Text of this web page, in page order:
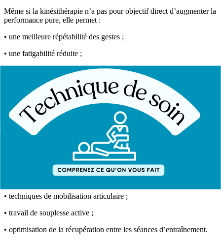
Même si la kinésithérapie n’a pas pour objectif direct d’augmenter la
performance pure, elle permet :
• une meilleure répétabilité des gestes ;
• une fatigabilité réduite ;
• une capacité accrue à maintenir un bon niveau de performance tout
au long de la compétition.
Que comprend une préparation kiné pré-compétitive ?
Renforcement musculaire ciblé
• muscles sollicités spécifiquement par le sport pratiqué ;
• travail excentrique et isométrique selon les besoins ;
• prévention des déséquilibres musculaires.
• techniques de mobilisation articulaire ;
• travail de souplesse active ;
• optimisation de la récupération entre les séances d’entraînement.